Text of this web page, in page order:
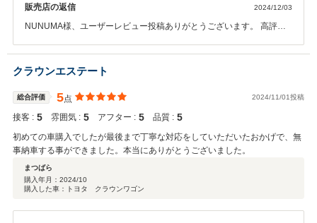
気を付けてこれからの日々のお仕事頑張って下さい！ ありがとうございまし
た。
販売店の返信 2024/12/03
NUNUMA様、ユーザーレビュー投稿ありがとうございます。 高評価
はんも一緒に食べて嬉しく思います。 当店ステージアがNUNUMA様
のカーライフの楽しみをお手伝い出来て嬉しく思います。 NUNUMA
りがとうございました。
クラウンエステート
総合評価 5点 2024/11/01投稿
接客 : 5 雰囲気 : 5 アフター : 5 品質 : 5
初めての車購入でしたが最後まで丁寧な対応をしていただいたおかげで、無
事納車する事ができました。本当にありがとうございました。
まつばら
購入年月： 2024/10
購入した車：トヨタ クラウンワゴン